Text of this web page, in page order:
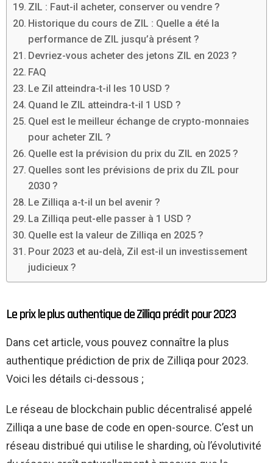
ZIL : Faut-il acheter, conserver ou vendre ?
Historique du cours de ZIL : Quelle a été la
performance de ZIL jusqu’à présent ?
Devriez-vous acheter des jetons ZIL en 2023 ?
FAQ
Le Zil atteindra-t-il les 10 USD ?
Quand le ZIL atteindra-t-il 1 USD ?
Quel est le meilleur échange de crypto-monnaies
pour acheter ZIL ?
Quelle est la prévision du prix du ZIL en 2025 ?
Quelles sont les prévisions de prix du ZIL pour
2030 ?
Le Zilliqa a-t-il un bel avenir ?
La Zilliqa peut-elle passer à 1 USD ?
Quelle est la valeur de Zilliqa en 2025 ?
Pour 2023 et au-delà, Zil est-il un investissement
judicieux ?
Le prix le plus authentique de Zilliqa prédit pour 2023
Dans cet article, vous pouvez connaître la plus
authentique prédiction de prix de Zilliqa pour 2023.
Voici les détails ci-dessous ;
Le réseau de blockchain public décentralisé appelé
Zilliqa a une base de code en open-source. C’est un
réseau distribué qui utilise le sharding, où l’évolutivité